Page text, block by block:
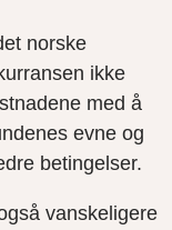
norske
ikke
med å
evne og
betingelser.
vanskeligere